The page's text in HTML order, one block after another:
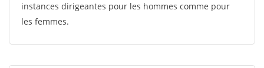
instances dirigeantes pour les hommes comme pour
les femmes.